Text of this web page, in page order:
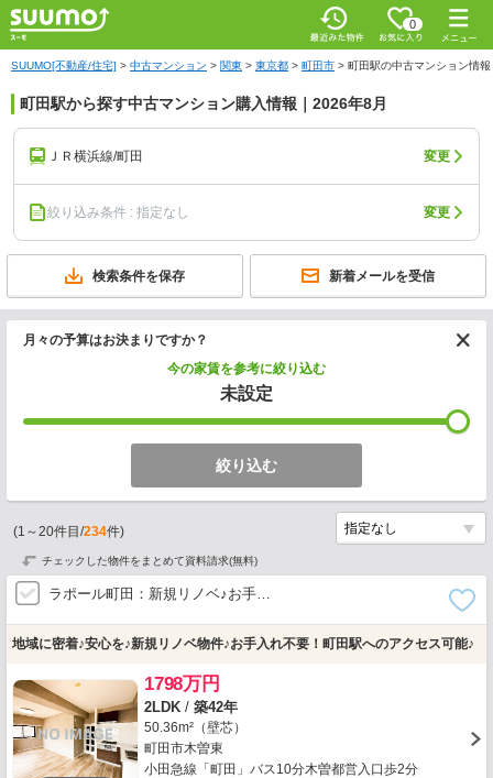
0
SUUMO[不動産/住宅] > 中古マンション > 関東 > 東京都 > 町田市 > 町田駅の中古マンション情報
町田駅から探す中古マンション購入情報｜2026年8月
ＪＲ横浜線/町田 変更
絞り込み条件 : 指定なし 変更
検索条件を保存 新着メールを受信
月々の予算はお決まりですか？
今の家賃を参考に絞り込む
未設定
絞り込む
(1 ～20件目/234件)
チェックした物件をまとめて資料請求(無料)
ラポール町田：新規リノベ♪お手…
地域に密着♪安心を♪新規リノベ物件♪お手入れ不要！町田駅へのアクセス可能♪
1798万円
2LDK / 築42年
50.36m²（壁芯）
町田市木曽東
小田急線「町田」バス10分木曽都営入口歩2分